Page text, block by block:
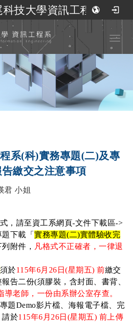
技大學資訊工程系
主要內容
系(科)實務專題(二)及專
繳交之注意事項
君 小姐
，請至資工系網頁-文件下載區->
下載「 實務專題(二)實體驗收完
附件， 凡格式不正確者，一律退
須於115年6月26日(星期五) 前繳交
告二份(須膠裝，含封面、書背、
導老師，一份由系辦公室存查。
題Demo影片檔、海報電子檔、完
請於115年6月26日(星期五) 前上傳